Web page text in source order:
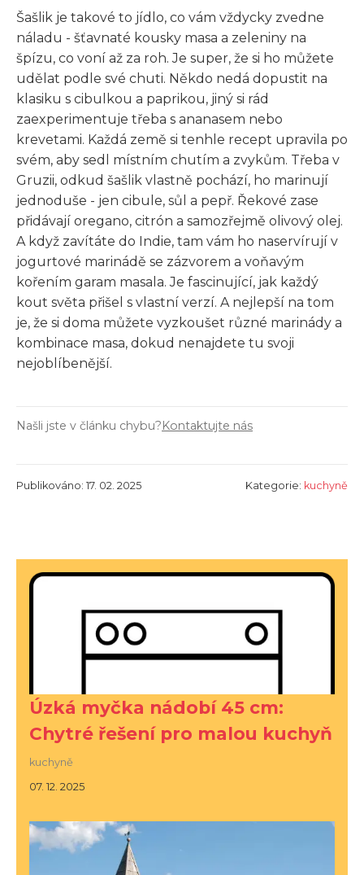
Šašlik je takové to jídlo, co vám vždycky zvedne
náladu - šťavnaté kousky masa a zeleniny na
špízu, co voní až za roh. Je super, že si ho můžete
udělat podle své chuti. Někdo nedá dopustit na
klasiku s cibulkou a paprikou, jiný si rád
zaexperimentuje třeba s ananasem nebo
krevetami. Každá země si tenhle recept upravila po
svém, aby sedl místním chutím a zvykům. Třeba v
Gruzii, odkud šašlik vlastně pochází, ho marinují
jednoduše - jen cibule, sůl a pepř. Řekové zase
přidávají oregano, citrón a samozřejmě olivový olej.
A když zavítáte do Indie, tam vám ho naservírují v
jogurtové marinádě se zázvorem a voňavým
kořením garam masala. Je fascinující, jak každý
kout světa přišel s vlastní verzí. A nejlepší na tom
je, že si doma můžete vyzkoušet různé marinády a
kombinace masa, dokud nenajdete tu svoji
nejoblíbenější.
Našli jste v článku chybu?Kontaktujte nás
Publikováno: 17. 02. 2025 Kategorie: kuchyně
Úzká myčka nádobí 45 cm:
Chytré řešení pro malou kuchyň
kuchyně
07. 12. 2025